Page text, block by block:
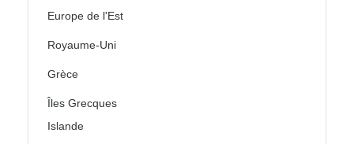
Europe de l'Est
Royaume-Uni
Grèce
Îles Grecques
Islande